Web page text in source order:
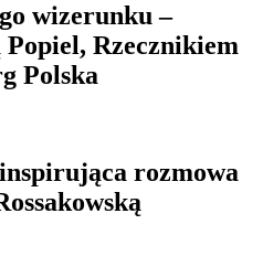
wizerunku –
Rzecznikiem
Polska
rozmowa